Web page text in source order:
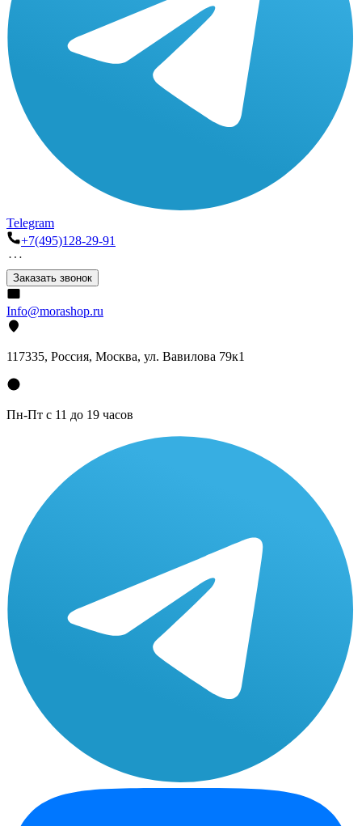
Telegram
+7(495)128-29-91
Заказать звонок
Info@morashop.ru
117335, Россия, Москва, ул. Вавилова 79к1
Пн-Пт с 11 до 19 часов